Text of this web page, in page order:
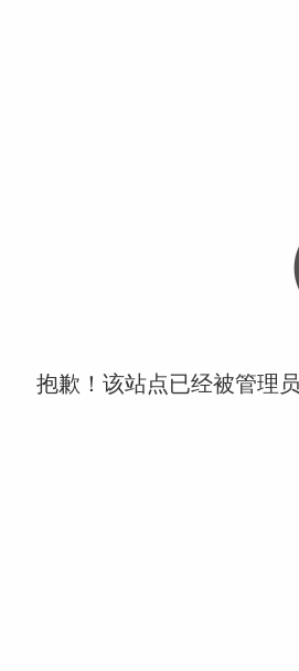
抱歉！该站点已经被管理